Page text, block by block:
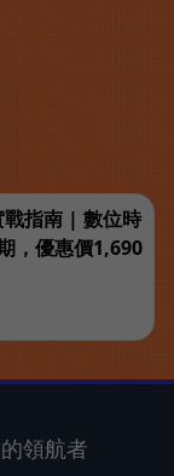
戰指南 | 數位時
，優惠價1,690
領航者